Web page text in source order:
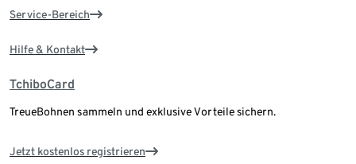
Service-Bereich
Hilfe & Kontakt
TchiboCard
TreueBohnen sammeln und exklusive Vorteile sichern.
Jetzt kostenlos registrieren